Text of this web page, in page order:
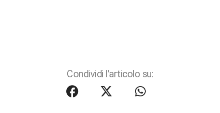
Condividi l'articolo su: